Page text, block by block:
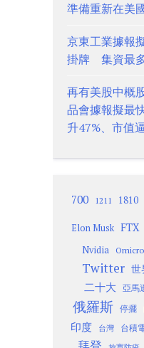
準備重新在美
京東工業據報
掛牌 集資最
再有美股中概
品會據報擬最
升47%、市值
700 1211 1810
Elon Musk FTX
Nvidia
Twitter 世
二十大 亞馬
俄羅斯 停擺
印度
台灣 台積